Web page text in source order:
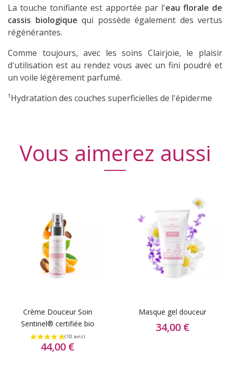
La touche tonifiante est apportée par l'eau florale de
cassis biologique qui possède également des vertus
régénérantes.
Comme toujours, avec les soins Clairjoie, le plaisir
d'utilisation est au rendez vous avec un fini poudré et
un voile légèrement parfumé.
¹Hydratation des couches superficielles de l'épiderme
Vous aimerez aussi
Crème Douceur Soin
Sentinel® certifiée bio
44,00 €
Masque gel douceur
34,00 €